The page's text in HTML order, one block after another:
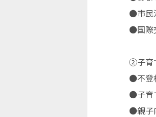
●市民
●国際
②子育
●不登
●子育
●親子